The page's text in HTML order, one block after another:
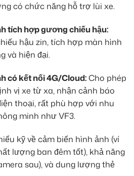
có chức năng hỗ trợ lùi xe.
tích hợp gương chiếu hậu:
hậu zin, tích hợp màn hình
và hiện đại.
có kết nối 4G/Cloud:Cho phép
vị xe từ xa, nhận cảnh báo
thoại, rất phù hợp với nhu
minh như VF3.
kỹ về cảm biến hình ảnh (ví
lượng ban đêm tốt), khả năng
sau), và dung lượng thẻ